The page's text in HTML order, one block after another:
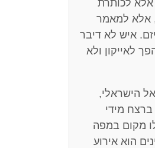
אלא לכותרת
אלא למאמר
איש לא דיבר
לאייקון ולא
הישראלי,
ברצח מידי
מקום במפה
הוא אירוע